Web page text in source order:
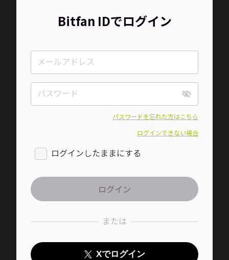
Bitfan IDでログイン
パスワードを忘れた方はこちら
ログインできない場合
ログインしたままにする
または
Xでログイン